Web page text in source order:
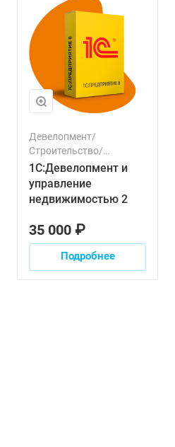
Девелопмент/
Строительство/
Ресурсы/Проекты
1С:Девелопмент и
управление
недвижимостью 2
35 000 ₽
Подробнее